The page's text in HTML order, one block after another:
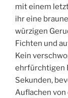
mit einem
ihr eine
würzigen
Fichten und
Kein
ehrfürchtigen
Sekunden,
Auflachen